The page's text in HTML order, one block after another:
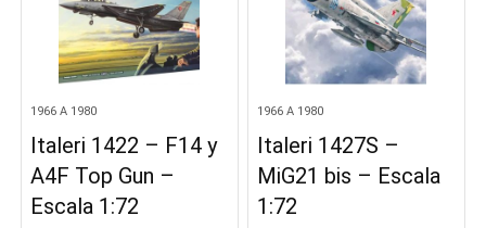
1966 A 1980
Italeri 1422 – F14 y
A4F Top Gun –
Escala 1:72
1966 A 1980
Italeri 1427S –
MiG21 bis – Escala
1:72